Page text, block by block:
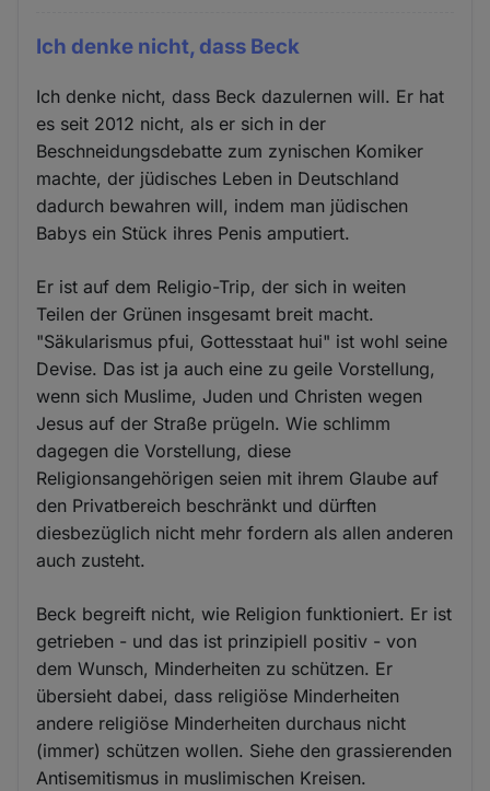
Ich denke nicht, dass Beck
Ich denke nicht, dass Beck dazulernen will. Er hat
es seit 2012 nicht, als er sich in der
Beschneidungsdebatte zum zynischen Komiker
machte, der jüdisches Leben in Deutschland
dadurch bewahren will, indem man jüdischen
Babys ein Stück ihres Penis amputiert.
Er ist auf dem Religio-Trip, der sich in weiten
Teilen der Grünen insgesamt breit macht.
"Säkularismus pfui, Gottesstaat hui" ist wohl seine
Devise. Das ist ja auch eine zu geile Vorstellung,
wenn sich Muslime, Juden und Christen wegen
Jesus auf der Straße prügeln. Wie schlimm
dagegen die Vorstellung, diese
Religionsangehörigen seien mit ihrem Glaube auf
den Privatbereich beschränkt und dürften
diesbezüglich nicht mehr fordern als allen anderen
auch zusteht.
Beck begreift nicht, wie Religion funktioniert. Er ist
getrieben - und das ist prinzipiell positiv - von
dem Wunsch, Minderheiten zu schützen. Er
übersieht dabei, dass religiöse Minderheiten
andere religiöse Minderheiten durchaus nicht
(immer) schützen wollen. Siehe den grassierenden
Antisemitismus in muslimischen Kreisen.